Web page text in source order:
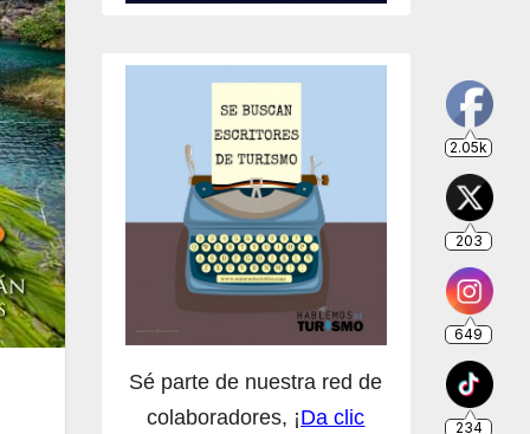
Sé parte de nuestra red de
colaboradores, ¡Da clic